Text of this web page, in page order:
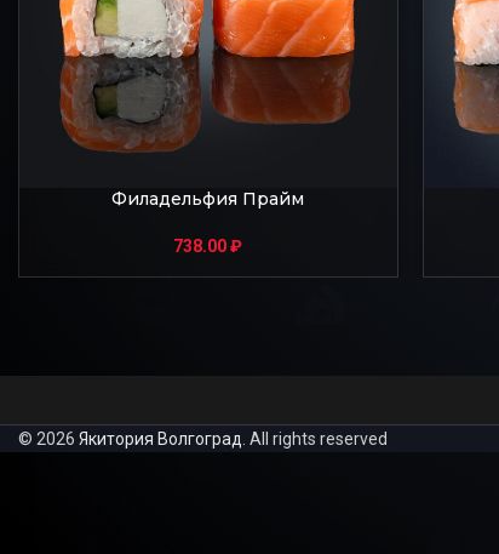
Филадельфия Прайм
738.00₽
© 2026 Якитория Волгоград . All rights reserved